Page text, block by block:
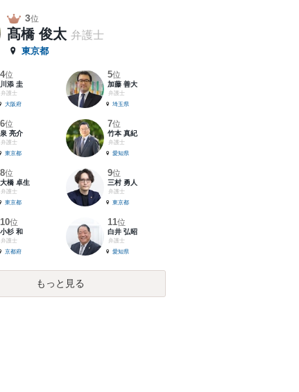
3位
髙橋 俊太 弁護士
東京都
4位
川添 圭
弁護士
大阪府
5位
加藤 善大
弁護士
埼玉県
6位
泉 亮介
弁護士
東京都
7位
竹本 真紀
弁護士
愛知県
8位
大橋 卓生
弁護士
東京都
9位
三村 勇人
弁護士
東京都
10位
小杉 和
弁護士
京都府
11位
白井 弘昭
弁護士
愛知県
もっと見る